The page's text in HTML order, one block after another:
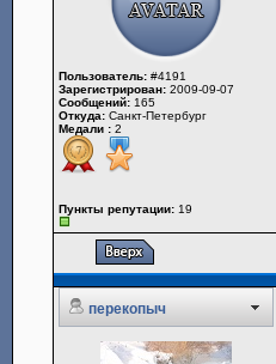
Пользователь: #4191
Зарегистрирован: 2009-09-07
Сообщений: 165
Откуда: Санкт-Петербург
Медали : 2
Пункты репутации: 19
перекопыч